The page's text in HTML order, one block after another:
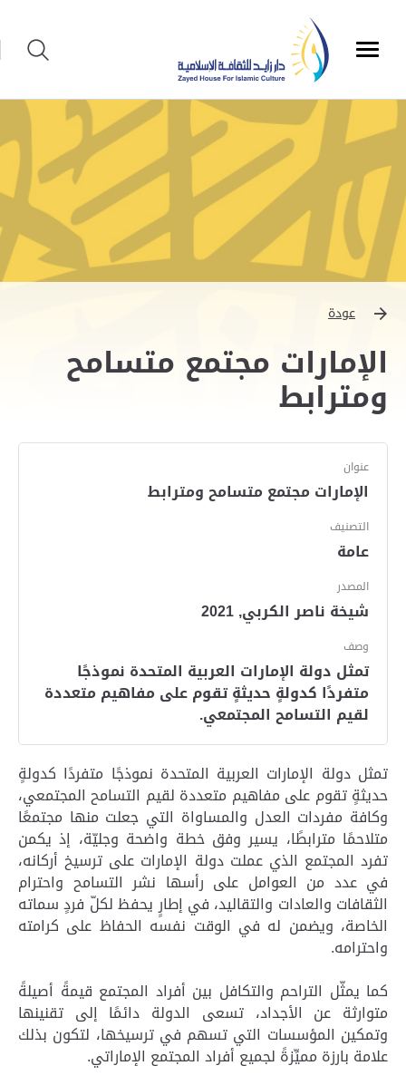
عودة
الإمارات مجتمع متسامح
ومترابط
عنوان
الإمارات مجتمع متسامح ومترابط
التصنيف
عامة
المصدر
شيخة ناصر الكربي, 2021
وصف
تمثل دولة الإمارات العربية المتحدة نموذجًا
متفردًا كدولةٍ حديثةٍ تقوم على مفاهيم متعددة
لقيم التسامح المجتمعي.
تمثل دولة الإمارات العربية المتحدة نموذجًا متفردًا كدولةٍ
حديثةٍ تقوم على مفاهيم متعددة لقيم التسامح المجتمعي،
وكافة مفردات العدل والمساواة التي جعلت منها مجتمعًا
متلاحمًا مترابطًا، يسير وفق خطة واضحة وجليّة، إذ يكمن
تفرد المجتمع الذي عملت دولة الإمارات على ترسيخ أركانه،
في عدد من العوامل على رأسها نشر التسامح واحترام
الثقافات والعادات والتقاليد، في إطارٍ يحفظ لكلّ فردٍ سماته
الخاصة، ويضمن له في الوقت نفسه الحفاظ على كرامته
واحترامه.
كما يمثّل التراحم والتكافل بين أفراد المجتمع قيمةً أصيلةً
متوارثة عن الأجداد، تسعى الدولة دائمًا إلى تقنينها
وتمكين المؤسسات التي تسهم في ترسيخها، لتكون بذلك
علامة بارزة مميِّزةً لجميع أفراد المجتمع الإماراتي.